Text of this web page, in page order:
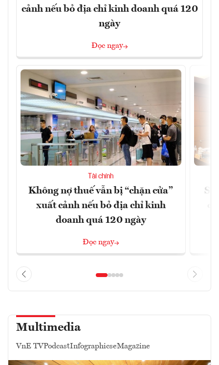
cảnh nếu bỏ địa chỉ kinh doanh quá 120
ngày
Đọc ngay
Tài chính
Không nợ thuế vẫn bị “chặn cửa”
xuất cảnh nếu bỏ địa chỉ kinh
doanh quá 120 ngày
Đọc ngay
Multimedia
VnE TVPodcastInfographicseMagazine